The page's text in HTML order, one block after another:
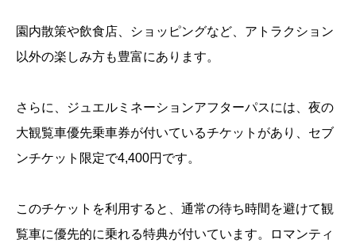
園内散策や飲食店、ショッピングなど、アトラクション
以外の楽しみ方も豊富にあります。
さらに、ジュエルミネーションアフターパスには、夜の
大観覧車優先乗車券が付いているチケットがあり、セブ
ンチケット限定で4,400円です。
このチケットを利用すると、通常の待ち時間を避けて観
覧車に優先的に乗れる特典が付いています。ロマンティ